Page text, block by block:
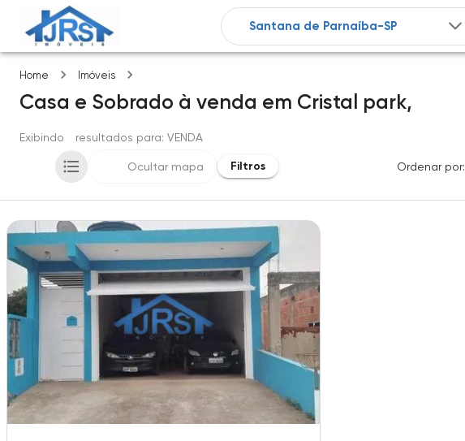
Home Imóveis
Casa e Sobrado à venda em Cristal park,
Exibindo resultados para: VENDA
Ocultar mapa Filtros Ordenar por: